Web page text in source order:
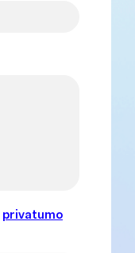
privatumo